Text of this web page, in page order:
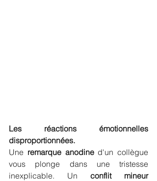
Les réactions émotionnelles
disproportionnées.
Une remarque anodine d'un collègue
vous plonge dans une tristesse
inexplicable. Un conflit mineur